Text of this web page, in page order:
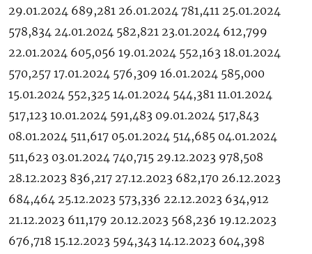
29.01.2024 689,281 26.01.2024 781,411 25.01.2024
578,834 24.01.2024 582,821 23.01.2024 612,799
22.01.2024 605,056 19.01.2024 552,163 18.01.2024
570,257 17.01.2024 576,309 16.01.2024 585,000
15.01.2024 552,325 14.01.2024 544,381 11.01.2024
517,123 10.01.2024 591,483 09.01.2024 517,843
08.01.2024 511,617 05.01.2024 514,685 04.01.2024
511,623 03.01.2024 740,715 29.12.2023 978,508
28.12.2023 836,217 27.12.2023 682,170 26.12.2023
684,464 25.12.2023 573,336 22.12.2023 634,912
21.12.2023 611,179 20.12.2023 568,236 19.12.2023
676,718 15.12.2023 594,343 14.12.2023 604,398